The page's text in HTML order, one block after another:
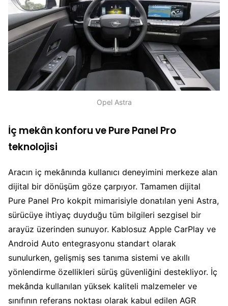
Opel Astra
İç mekân konforu ve Pure Panel Pro
teknolojisi
Aracın iç mekânında kullanıcı deneyimini merkeze alan
dijital bir dönüşüm göze çarpıyor. Tamamen dijital
Pure Panel Pro kokpit mimarisiyle donatılan yeni Astra,
sürücüye ihtiyaç duyduğu tüm bilgileri sezgisel bir
arayüz üzerinden sunuyor. Kablosuz Apple CarPlay ve
Android Auto entegrasyonu standart olarak
sunulurken, gelişmiş ses tanıma sistemi ve akıllı
yönlendirme özellikleri sürüş güvenliğini destekliyor. İç
mekânda kullanılan yüksek kaliteli malzemeler ve
sınıfının referans noktası olarak kabul edilen AGR